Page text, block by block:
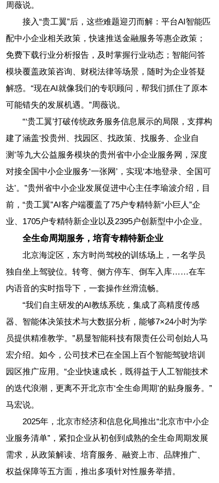
周薇说。
接入“贵工翼”后，这些难题迎刃而解：平台AI智能匹
配中小企业相关政策，快速推送金融服务等惠企政策；
免费下载行业分析报告，及时掌握行业动态；智能问答
模块覆盖政策咨询、财税法律等场景，随时为企业答疑
解惑。“现在AI就像我们的专职顾问，帮我们抓住了原本
可能错失的发展机遇。”周薇说。
“‘贵工翼’打破传统政务服务信息展示的局限，支撑构
建了涵盖‘投贵州、找园区、找政策、找服务、企业自
测’等九大公益服务模块的贵州省中小企业服务网，深度
对接全国中小企业服务‘一张网’，实现‘本地登录、全国可
达’。”贵州省中小企业发展促进中心主任李瑜波介绍，目
前，“贵工翼”AI客户端覆盖了75户专精特新“小巨人”企
业、1705户专精特新企业以及2395户创新型中小企业。
全生命周期服务，培育专精特新企业
北京海淀区，东方时尚驾校的训练场上，一名学员
独自坐上驾驶位。转弯、侧方停车、倒车入库……在车
内语音的实时指导下，一套操作丝滑流畅。
“我们自主研发的AI教练系统，集成了高精度传感
器、智能体决策技术与大数据分析，能够7×24小时为学
员提供精准教学。”易显智能科技有限责任公司创始人马
宏介绍。如今，公司技术已在全国上百个智能驾驶培训
园区推广应用。“企业快速成长，既得益于人工智能技术
的迭代浪潮，更离不开北京市‘全生命周期’的贴身服务。”
马宏说。
2025年，北京市经济和信息化局推出“北京市中小企
业服务清单”，紧扣企业从初创到成熟的全生命周期发展
需求，从政策解读、培育服务、融资上市、品牌推广、
权益保障等五方面，推出多项针对性服务举措。